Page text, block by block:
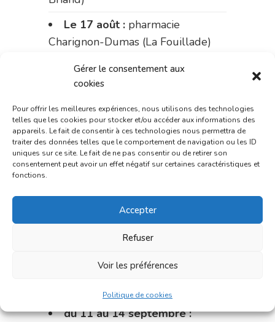
Gérer le consentement aux
cookies
Pour offrir les meilleures expériences, nous utilisons des technologies
telles que les cookies pour stocker et/ou accéder aux informations des
appareils. Le fait de consentir à ces technologies nous permettra de
traiter des données telles que le comportement de navigation ou les ID
uniques sur ce site. Le fait de ne pas consentir ou de retirer son
consentement peut avoir un effet négatif sur certaines caractéristiques et
fonctions.
Accepter
Refuser
Voir les préférences
Politique de cookies
Le 17 août : pharmacie
Charignon-Dumas (La Fouillade)
du 17 au 21 août :pharmacie
Palobart (Laguépie)
du 21 au 28 août :pharmacie
Dupont (place de la République)
du 28 au 31 août :pharmacie
Bonnemaire (rue Saint-Jacques)
Du 31 août au 4 septembre :
pharmacie Charignon-Dumas (La
Fouillade)
pharmacie Carnus (rue Marcellin-
du 11 au 14 septembre :